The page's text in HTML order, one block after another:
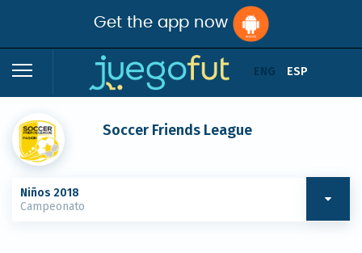
Get the app now
ENG ESP
Soccer Friends League
Niños 2018
Campeonato